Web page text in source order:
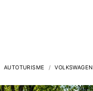
AUTOTURISME VOLKSWAGEN